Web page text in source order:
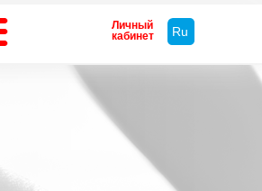
Ru
Личный
кабинет